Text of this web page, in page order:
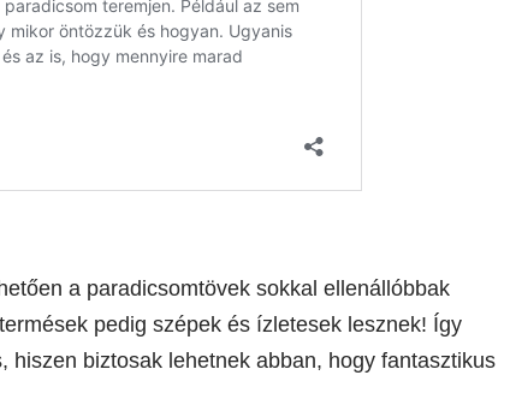
a paradicsomtövek sokkal ellenállóbbak
pedig szépek és ízletesek lesznek! Így
hiszen biztosak lehetnek abban, hogy fantasztikus